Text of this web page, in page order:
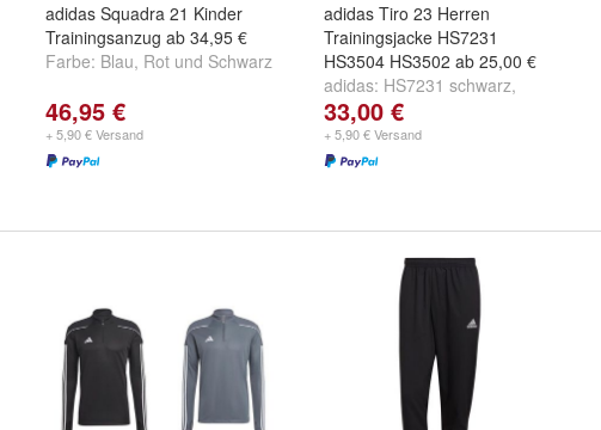
adidas Squadra 21 Kinder
Trainingsanzug ab 34,95 €
Farbe: Blau, Rot und Schwarz
46,95 €
+ 5,90 € Versand
adidas Tiro 23 Herren
Trainingsjacke HS7231
HS3504 HS3502 ab 25,00 €
adidas: HS7231 schwarz,
HS3504 grau
33,00 €
+ 5,90 € Versand